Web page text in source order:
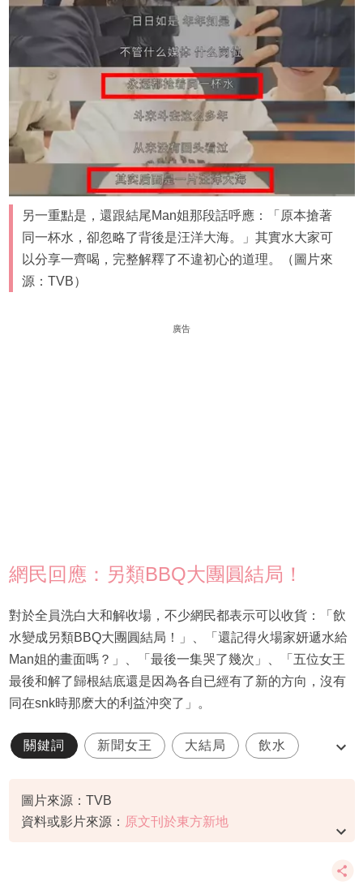
另一重點是，還跟結尾Man姐那段話呼應：「原本搶著
同一杯水，卻忽略了背後是汪洋大海。」其實水大家可
以分享一齊喝，完整解釋了不違初心的道理。（圖片來
源：TVB）
廣告
網民回應：另類BBQ大團圓結局！
對於全員洗白大和解收場，不少網民都表示可以收貨：「飲
水變成另類BBQ大團圓結局！」、「還記得火場家妍遞水給
Man姐的畫面嗎？」、「最後一集哭了幾次」、「五位女王
最後和解了歸根結底還是因為各自已經有了新的方向，沒有
同在snk時那麽大的利益沖突了」。
關鍵詞 新聞女王 大結局 飲水
圖片來源：TVB
資料或影片來源： 原文刊於東方新地